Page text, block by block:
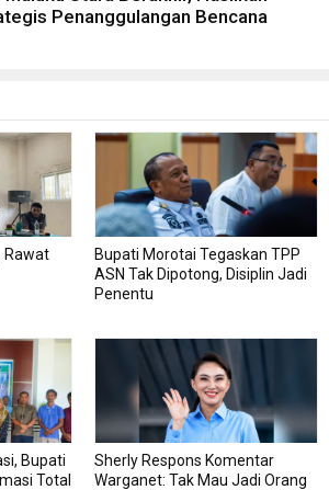
Penanggulangan Bencana
Rawat
Bupati Morotai Tegaskan TPP
ASN Tak Dipotong, Disiplin Jadi
Penentu
Bupati
Total
Sherly Respons Komentar
Warganet: Tak Mau Jadi Orang